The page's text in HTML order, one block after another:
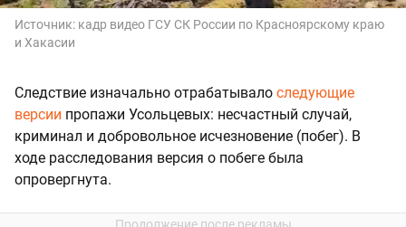
Источник: кадр видео ГСУ СК России по Красноярскому краю
и Хакасии
Следствие изначально отрабатывало следующие
версии пропажи Усольцевых: несчастный случай,
криминал и добровольное исчезновение (побег). В
ходе расследования версия о побеге была
опровергнута.